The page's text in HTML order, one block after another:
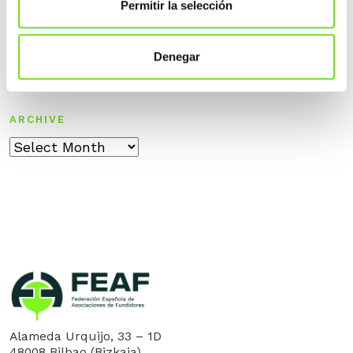
Permitir la selección
Denegar
FEAF celebra su Asamblea General en Bilbao y
analiza los retos de la fundición ante el nuevo
contexto industrial europeo.
ARCHIVE
Archive
Alameda Urquijo, 33 – 1D